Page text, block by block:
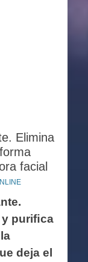
Elimina
facial
puriﬁca
deja el